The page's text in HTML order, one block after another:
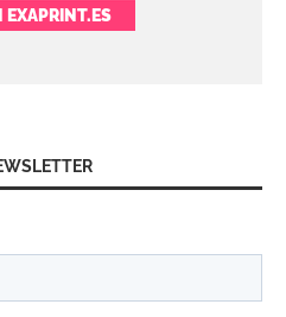
EXAPRINT.ES